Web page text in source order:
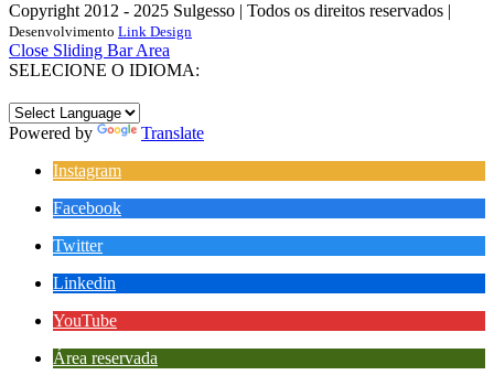
Copyright 2012 - 2025 Sulgesso | Todos os direitos reservados |
Desenvolvimento Link Design
Close Sliding Bar Area
SELECIONE O IDIOMA:
Powered by
Translate
Instagram
Facebook
Twitter
Linkedin
YouTube
Área reservada